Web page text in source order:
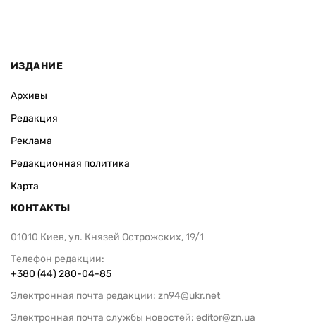
ИЗДАНИЕ
Архивы
Редакция
Реклама
Редакционная политика
Карта
КОНТАКТЫ
01010 Киев, ул. Князей Острожских, 19/1
Телефон редакции:
+380 (44) 280-04-85
Электронная почта редакции: zn94@ukr.net
Электронная почта службы новостей: editor@zn.ua